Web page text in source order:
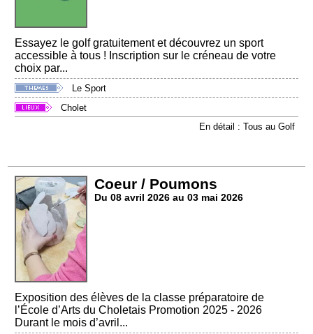
Essayez le golf gratuitement et découvrez un sport
accessible à tous ! Inscription sur le créneau de votre
choix par...
Le Sport
Cholet
En détail : Tous au Golf
Coeur / Poumons
Du 08 avril 2026 au 03 mai 2026
Exposition des élèves de la classe préparatoire de
l’École d’Arts du Choletais Promotion 2025 - 2026
Durant le mois d’avril...